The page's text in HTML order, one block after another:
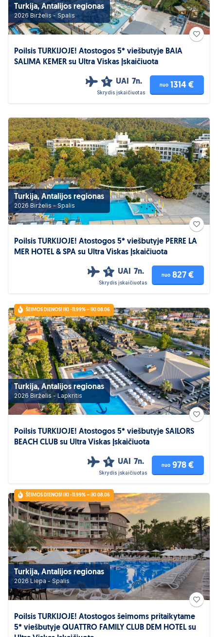
Turkija, Antalijos regionas
2026 Birželis - Spalis
Poilsis TURKIJOJE! Atostogos 5* viešbutyje BAIA
SALIMA KEMER su Ultra Viskas Įskaičiuota
5 UAI 7n.
Skrydis įskaičiuotas
nuo 1314 €
Turkija, Antalijos regionas
2026 Birželis - Spalis
Poilsis TURKIJOJE! Atostogos 5* viešbutyje PERRE LA
MER HOTEL & SPA su Ultra Viskas Įskaičiuota
5 UAI 7n.
Skrydis įskaičiuotas
nuo 827 €
ŠEIMOS DIENOS! IKI -11.99% – IKI 08.06
Turkija, Antalijos regionas
2026 Birželis - Lapkritis
Poilsis TURKIJOJE! Atostogos 5* viešbutyje SAILORS
BEACH CLUB su Ultra Viskas Įskaičiuota
5 UAI 7n.
Skrydis įskaičiuotas
nuo 978 €
ŠEIMOS DIENOS! IKI -11.99% – IKI 08.06
Turkija, Antalijos regionas
2026 Liepa - Spalis
Poilsis TURKIJOJE! Atostogos šeimoms pritaikytame
5* viešbutyje QUATTRO FAMILY CLUB DEM HOTEL su